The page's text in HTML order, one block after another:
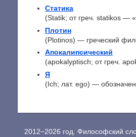
Статика
(Statik; от греч. statikos —
Плотин
(Plotinos) — греческий
Апокалипсический
(apokalyptisch; от греч.
Я
(Ich; лат. ego) —
2012−2026 год. Философский